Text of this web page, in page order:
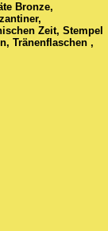
Bronze,
Zeit, Stempel
Tränenflaschen ,